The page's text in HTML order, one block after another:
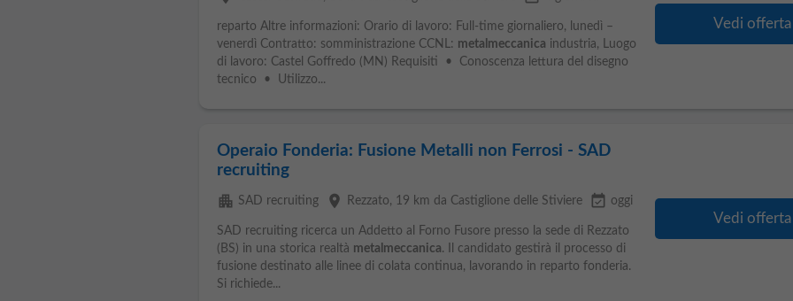
reparto Altre informazioni: Orario di lavoro: Full-time giornaliero, lunedì –
venerdì Contratto: somministrazione CCNL: metalmeccanica industria, Luogo
di lavoro: Castel Goffredo (MN) Requisiti • Conoscenza lettura del disegno
tecnico • Utilizzo...
Vedi offerta
Operaio Fonderia: Fusione Metalli non Ferrosi - SAD
recruiting
apartment SAD recruiting place Rezzato, 19 km da Castiglione delle Stiviere event_available oggi
SAD recruiting ricerca un Addetto al Forno Fusore presso la sede di Rezzato
(BS) in una storica realtà metalmeccanica. Il candidato gestirà il processo di
fusione destinato alle linee di colata continua, lavorando in reparto fonderia.
Si richiede...
Vedi offerta